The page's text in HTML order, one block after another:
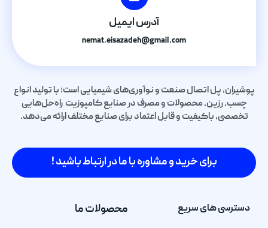
آدرس ایمیل
nemat.eisazadeh@gmail.com
پوشیران، پل اتصال صنعت و نوآوری‌های شیمیایی است؛ با تولید انواع
چسب، رزین، محصولات و مصرف در صنایع کامپوزیت راه‌حل‌هایی
تخصصی، باکیفیت و قابل اعتماد برای صنایع مختلف ارائه می‌دهد.
برای خرید و مشاوره با ما در ارتباط باشید !
دسترسی های سریع محصولات ما